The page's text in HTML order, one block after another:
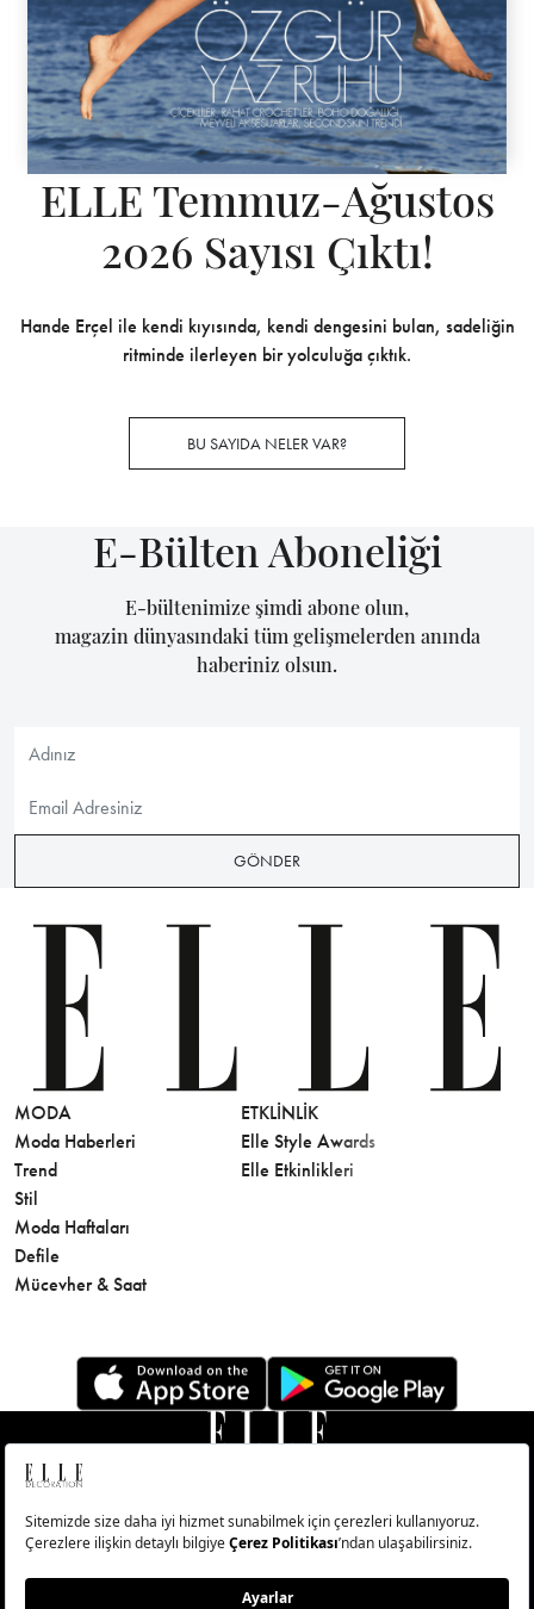
ELLE Temmuz-Ağustos
2026 Sayısı Çıktı!
Hande Erçel ile kendi kıyısında, kendi dengesini bulan, sadeliğin
ritminde ilerleyen bir yolculuğa çıktık.
BU SAYIDA NELER VAR?
E-Bülten Aboneliği
E-bültenimize şimdi abone olun,
magazin dünyasındaki tüm gelişmelerden anında
haberiniz olsun.
GÖNDER
MODA
Moda Haberleri
Trend
Stil
Moda Haftaları
Defile
Mücevher & Saat
ETKLINLIK
Elle Style Awards
Elle Etkinlikleri
© Big Medya Teknoloji A.Ş. Altunizade Mahallesi Kuşbakışı